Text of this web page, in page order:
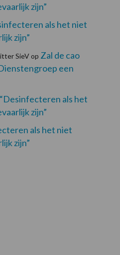
zijn”
als het niet
zijn”
SieVop Zal de cao
een
“Desinfecteren als het
zijn”
als het niet
zijn”